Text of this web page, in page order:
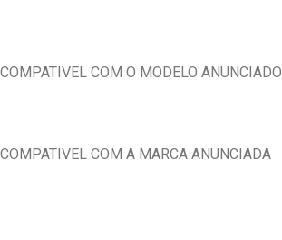
COMPATIVEL COM O MODELO ANUNCIADO
COMPATIVEL COM A MARCA ANUNCIADA